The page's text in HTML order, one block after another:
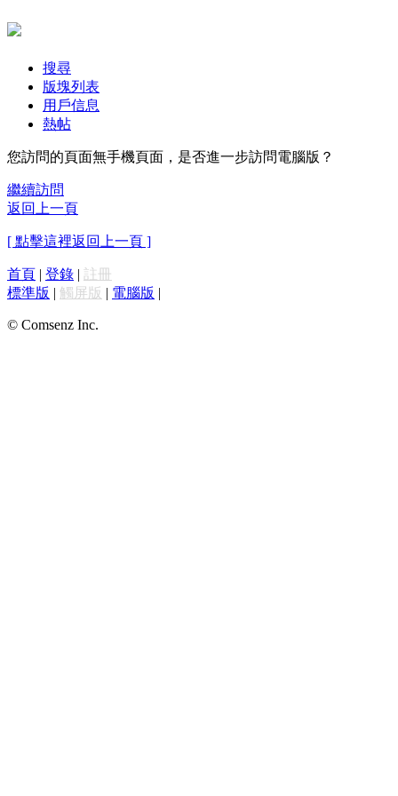
搜尋
版塊列表
用戶信息
熱帖
您訪問的頁面無手機頁面，是否進一步訪問電腦版？
繼續訪問
返回上一頁
[ 點擊這裡返回上一頁 ]
首頁 | 登錄 | 註冊
標準版 | 觸屏版 | 電腦版 |
© Comsenz Inc.